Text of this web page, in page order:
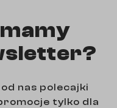
nas polecajki
tylko dla